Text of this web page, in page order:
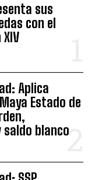
sus
con el
Aplica
Estado de
blanco